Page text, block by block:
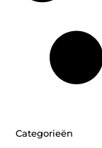
Categorieën